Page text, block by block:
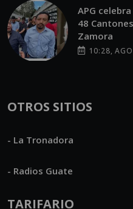
APG
48
Zamora
10:28,
OTROS SITIOS
- La Tronadora
- Radios Guate
TARIFARIO